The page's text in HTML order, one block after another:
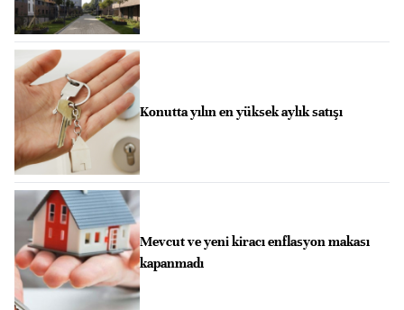
Konutta yılın en yüksek aylık satışı
Mevcut ve yeni kiracı enflasyon makası
kapanmadı